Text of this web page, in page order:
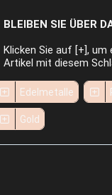
BLEIBEN SIE ÜBER
Klicken Sie auf [+], um
Artikel mit diesem
Edelmetalle
Gold